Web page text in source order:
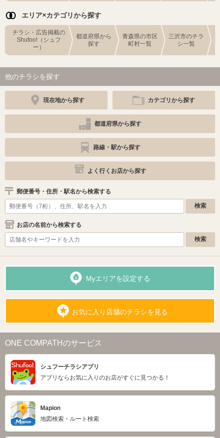
エリア×カテゴリから探す
チラシ・広告掲載の
Shufoo!（シュフ
ー）
都道府県から
探す
青森県の市区
町村一覧
三沢市のチラ
シ一覧
他のチラシを探す
現在地から探す カテゴリから探す
都道府県から探す
路線・駅から探す
よく行くお店から探す
郵便番号・住所・駅名から検索する
お店の名前から検索する
Myエリアを設定する
お気に入り店舗のチラシを見る
ONE COMPATHのサービス
シュフーチラシアプリ
アプリならお気に入りのお店がすぐに見つかる！
Mapion
地図検索・ルート検索